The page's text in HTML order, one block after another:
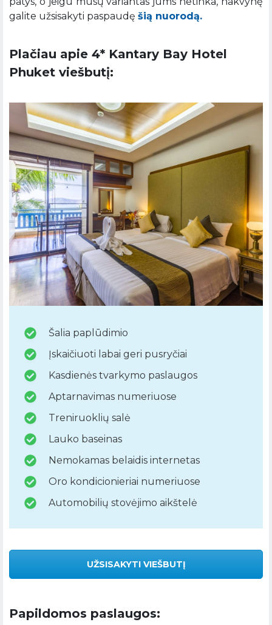
galite užsisakyti paspaudę šią nuorodą.
Plačiau apie 4* Kantary Bay Hotel
Phuket viešbutį:
Šalia paplūdimio
Įskaičiuoti labai geri pusryčiai
Kasdienės tvarkymo paslaugos
Aptarnavimas numeriuose
Treniruoklių salė
Lauko baseinas
Nemokamas belaidis internetas
Oro kondicionieriai numeriuose
Automobilių stovėjimo aikštelė
UŽSISAKYTI VIEŠBUTĮ
Papildomos paslaugos: